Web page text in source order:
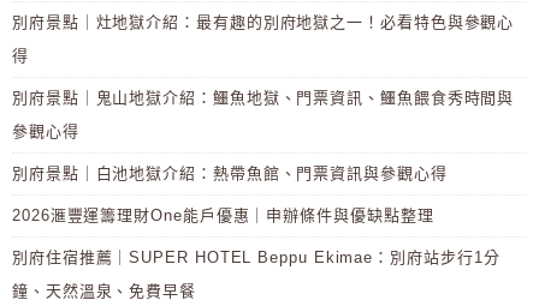
別府景點｜灶地獄介紹：最有趣的別府地獄之一！必看特色與參觀心
得
別府景點｜鬼山地獄介紹：鱷魚地獄、門票資訊、鱷魚餵食秀時間與
參觀心得
別府景點｜白池地獄介紹：熱帶魚館、門票資訊與參觀心得
2026滙豐運籌理財One能戶優惠｜申辦條件與優缺點整理
別府住宿推薦｜SUPER HOTEL Beppu Ekimae：別府站步行1分
鐘、天然溫泉、免費早餐